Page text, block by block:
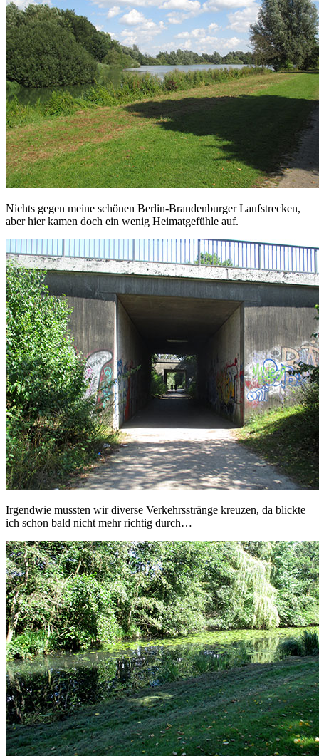
Nichts gegen meine schönen Berlin-Brandenburger Laufstrecken,
aber hier kamen doch ein wenig Heimatgefühle auf.
Irgendwie mussten wir diverse Verkehrsstränge kreuzen, da blickte
ich schon bald nicht mehr richtig durch…